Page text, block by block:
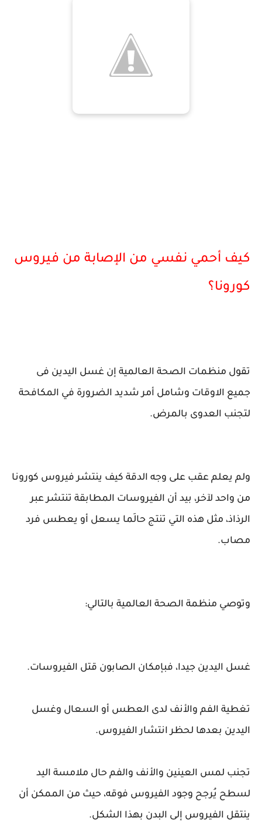
كيف أحمي نفسي من الإصابة من فيروس
كورونا؟
تقول منظمات الصحة العالمية إن غسل اليدين فى
جميع الاوقات وشامل أمر شديد الضرورة في المكافحة
لتجنب العدوى بالمرض.
ولم يعلم عقب على وجه الدقة كيف ينتشر فيروس كورونا
من واحد لآخر، بيد أن الفيروسات المطابقة تنتشر عبر
الرذاذ، مثل هذه التي تنتج حالَما يسعل أو يعطس فرد
مصاب.
وتوصي منظمة الصحة العالمية بالتالي:
غسل اليدين جيدا، فبإمكان الصابون قتل الفيروسات.
تغطية الفم والأنف لدى العطس أو السعال وغسل
اليدين بعدها لحظر انتشار الفيروس.
تجنب لمس العينين والأنف والفم حال ملامسة اليد
لسطح يُرجح وجود الفيروس فوقه، حيث من الممكن أن
ينتقل الفيروس إلى البدن بهذا الشكل.